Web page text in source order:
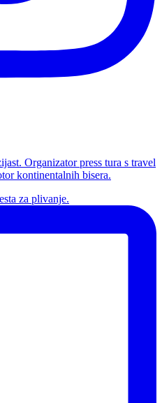
Organizator press tura s travel
kontinentalnih bisera.
za plivanje.